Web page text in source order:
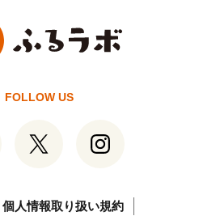
FOLLOW US
個人情報取り扱い規約